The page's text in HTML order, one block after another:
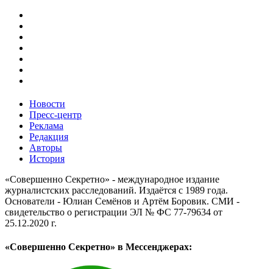
Новости
Пресс-центр
Реклама
Редакция
Авторы
История
«Совершенно Секретно» - международное издание
журналистских расследований. Издаётся с 1989 года.
Основатели - Юлиан Семёнов и Артём Боровик. CМИ -
свидетельство о регистрации ЭЛ № ФС 77-79634 от
25.12.2020 г.
«Совершенно Секретно» в Мессенджерах: